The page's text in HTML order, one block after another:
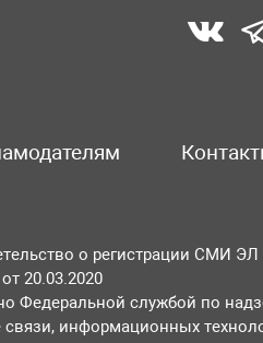
о регистрации СМИ
20.03.2020
Федеральной службой по
связи, информационных